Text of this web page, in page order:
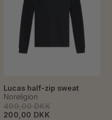
Lucas half-zip sweat
400,00 DKK
200,00 DKK
Noreligion